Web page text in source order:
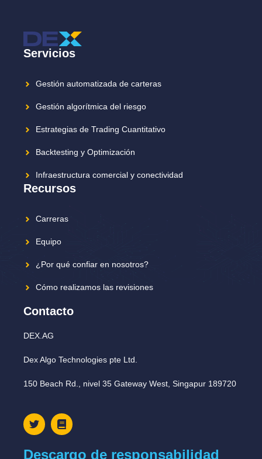
Servicios
Gestión automatizada de carteras
Gestión algorítmica del riesgo
Estrategias de Trading Cuantitativo
Backtesting y Optimización
Infraestructura comercial y conectividad
Recursos
Carreras
Equipo
¿Por qué confiar en nosotros?
Cómo realizamos las revisiones
Contacto
DEX.AG
Dex Algo Technologies pte Ltd.
150 Beach Rd., nivel 35 Gateway West, Singapur 189720
Descargo de responsabilidad